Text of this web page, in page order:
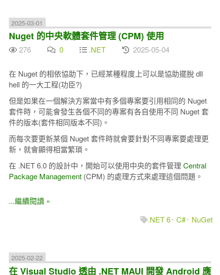
2025-03-01
Nuget 的中央軟體套件管理 (CPM) 使用
276 0 .NET 2025-05-04
在 Nuget 的相依協助下，已經某種程度上可以是協助擺脫 dll
hell 的一大工程(功臣?)
但是如果在一個解決方案當中有多個專案要引用相同的 Nuget
套件時，可能會發生各個不同的專案有各自使用不同 Nuget 套
件的版本(套件相同版本不同)。
而每次要更新某個 Nuget 套件時就會要針對不同專案要處理更
新，就會顯得相當繁瑣。
在 .NET 6.0 的設計中，開始可以使用中央的套件管理 Central
Package Management(CPM) 的處理方式來處理這個問題。
...繼續閱讀 »
.NET 6 C# NuGet
2025-02-22
在 Visual Studio 透由 .NET MAUI 開發 Android 應